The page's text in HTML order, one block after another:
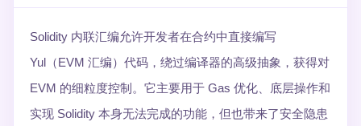
Solidity 内联汇编允许开发者在合约中直接编写
Yul（EVM 汇编）代码，绕过编译器的高级抽象，获得对
EVM 的细粒度控制。它主要用于 Gas 优化、底层操作和
实现 Solidity 本身无法完成的功能，但也带来了安全隐患